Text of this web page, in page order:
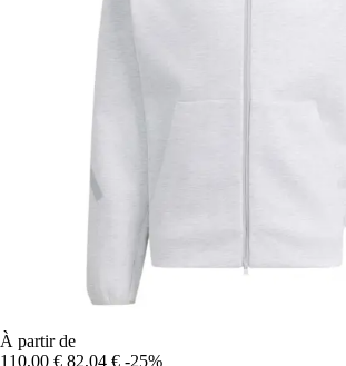
À partir de
110,00 € 82,04 € -25%